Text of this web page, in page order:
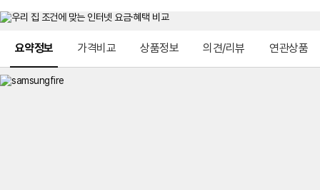
요약정보 가격비교 상품정보 의견/리뷰 연관상품